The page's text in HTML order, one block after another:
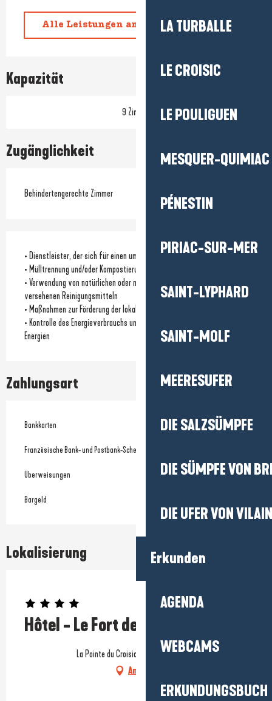
LA TURBALLE
LE CROISIC
LE POULIGUEN
MESQUER-QUIMIAC
PÉNESTIN
PIRIAC-SUR-MER
SAINT-LYPHARD
SAINT-MOLF
MEERESUFER
DIE SALZSÜMPFE
DIE SÜMPFE VON
DIE UFER VON
Erkunden
AGENDA
WEBCAMS
ERKUNDUNGSBUCH
Alle Leistungen anzeigen
Kapazität
9 Zimmer
Zugänglichkeit
Behindertengerechte Zimmer
• Dienstleister, der sich für einen umweltfreundlichen Ansatz einsetzt
• Mülltrennung und/oder Kompostierung
• Verwendung von natürlichen oder mit einem Umweltzeichen
versehenen Reinigungsmitteln
• Maßnahmen zur Förderung der lokalen Biodiversität
• Kontrolle des Energieverbrauchs und/oder Nutzung erneuerbarer
Energien
Zahlungsart
Bankkarten
Französische Bank- und Postbank-Schecks
Überweisungen
Bargeld
Lokalisierung
Hôtel - Le Fort de l'Océan
Prestataire engagé dans une démarche environnementale
La Pointe du Croisic, 44490 Le Croisic
Anfahrt